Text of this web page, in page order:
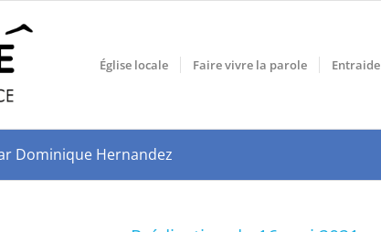
Église locale Faire vivre la parole Entraide
Dominique Hernandez